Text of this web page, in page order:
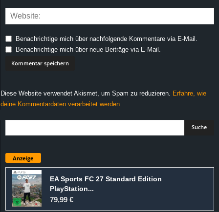
Benachrichtige mich über nachfolgende Kommentare via E-Mail.
Benachrichtige mich über neue Beiträge via E-Mail.
Diese Website verwendet Akismet, um Spam zu reduzieren.
Erfahre, wie
deine Kommentardaten verarbeitet werden.
Anzeige
EA Sports FC 27 Standard Edition
PlayStation...
79,99 €